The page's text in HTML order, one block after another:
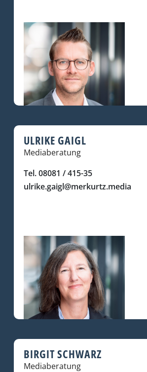
ULRIKE GAIGL
Mediaberatung
Tel. 08081 / 415-35
ulrike.gaigl@merkurtz.media
BIRGIT SCHWARZ
Mediaberatung